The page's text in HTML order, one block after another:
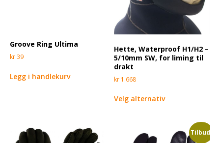
Groove Ring Ultima
kr39
Legg i handlekurv
Hette, Waterproof H1/H2 –
5/10mm SW, for liming til
drakt
kr 1.668
Velg alternativ
Tilbud!